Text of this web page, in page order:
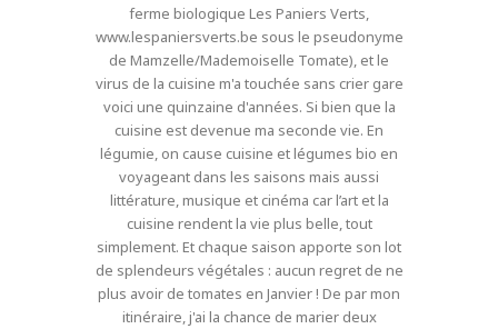
ferme biologique Les Paniers Verts,
www.lespaniersverts.be sous le pseudonyme
de Mamzelle/Mademoiselle Tomate), et le
virus de la cuisine m'a touchée sans crier gare
voici une quinzaine d'années. Si bien que la
cuisine est devenue ma seconde vie. En
légumie, on cause cuisine et légumes bio en
voyageant dans les saisons mais aussi
littérature, musique et cinéma car l’art et la
cuisine rendent la vie plus belle, tout
simplement. Et chaque saison apporte son lot
de splendeurs végétales : aucun regret de ne
plus avoir de tomates en Janvier ! De par mon
itinéraire, j'ai la chance de marier deux